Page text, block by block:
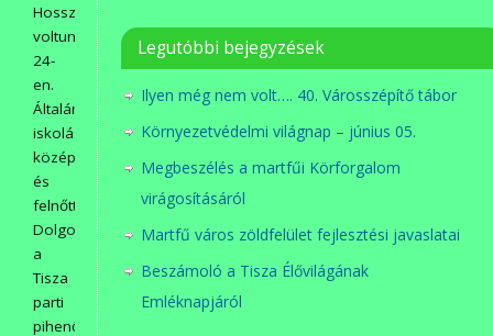
Hosszabban:
voltunk
24-
en.
Általános
iskolások,
középiskolások
és
felnőttek.
Dolgoztunk:
a
Tisza
parti
pihenők
Legutóbbi bejegyzések
Ilyen még nem volt…. 40. Városszépítő tábor
Környezetvédelmi világnap – június 05.
Megbeszélés a martfűi Körforgalom
virágosításáról
Martfű város zöldfelület fejlesztési javaslatai
Beszámoló a Tisza Élővilágának
Emléknapjáról